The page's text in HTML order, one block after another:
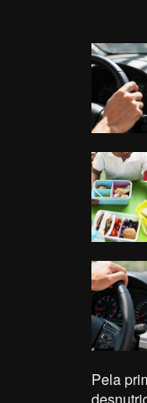
Pela